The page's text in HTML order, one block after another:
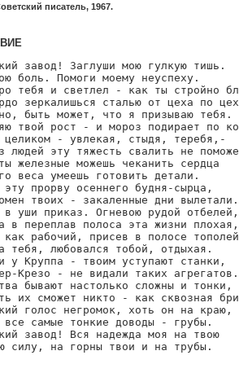
писатель, 1967.
завод! Заглуши мою гулкую тишь.
боль. Помоги моему неуспеху.
тебя и светлел - как ты стройно
зеркалишься сталью от цеха по
быть может, что я призываю тебя.
твой рост - и мороз подирает по
целиком - увлекая, стыдя, теребя,-
людей эту тяжесть свалить не
железные можешь чеканить сердца
веса умеешь готовить детали.
прорву осеннего будня-сырца,
твоих - закаленные дни вылетали.
в уши приказ. Огневою рудой отбелей,
в переплав полоса эта жизни плохая,
рабочий, присев в полосе
тебя, любовался тобой, отдыхая.
у Круппа - твоим уступают станки,
Крезо - не видали таких агрегатов.
бывают настолько сложны и тонки,
их сможет никто - как сквозная
голос негромок, хоть он на краю,
самые тонкие доводы - грубы.
завод! Вся надежда моя на твою
силу, на горны твои и на трубы.